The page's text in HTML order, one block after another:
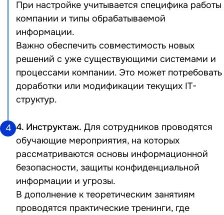
При настройке учитывается специфика работы
компании и типы обрабатываемой
информации.
Важно обеспечить совместимость новых
решений с уже существующими системами и
процессами компании. Это может потребовать
доработки или модификации текущих IT-
структур.
4 4. Инструктаж. Для сотрудников проводятся
обучающие мероприятия, на которых
рассматриваются основы информационной
безопасности, защиты конфиденциальной
информации и угрозы.
В дополнение к теоретическим занятиям
проводятся практические тренинги, где